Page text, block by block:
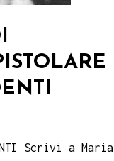
Scrivi a Maria